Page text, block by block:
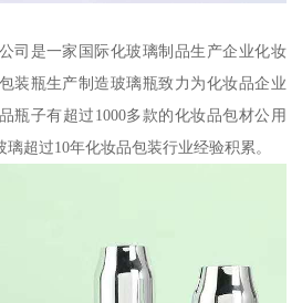
司是一家国际化玻璃制品生产企业化妆
装瓶生产制造玻璃瓶致力为化妆品企业
瓶子有超过1000多款的化妆品包材公用
超过10年化妆品包装行业经验积累。